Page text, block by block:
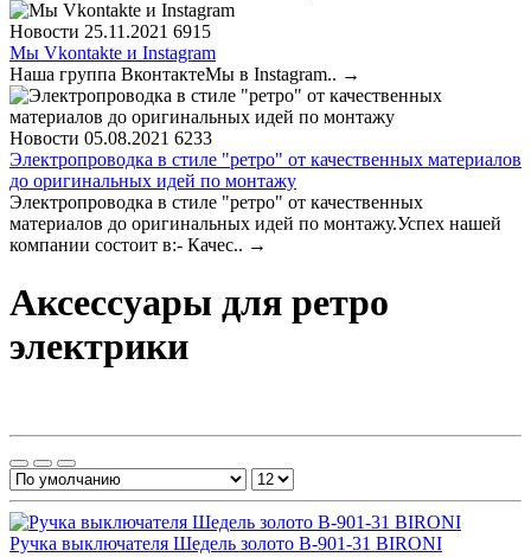
Новости 25.11.2021 6915
Мы Vkontakte и Instagram
Наша группа ВконтактеМы в Instagram.. →
Новости 05.08.2021 6233
Электропроводка в стиле "ретро" от качественных материалов
до оригинальных идей по монтажу
Электропроводка в стиле "ретро" от качественных
материалов до оригинальных идей по монтажу.Успех нашей
компании состоит в:- Качес.. →
Аксессуары для ретро
электрики
Ручка выключателя Шедель золото B-901-31 BIRONI